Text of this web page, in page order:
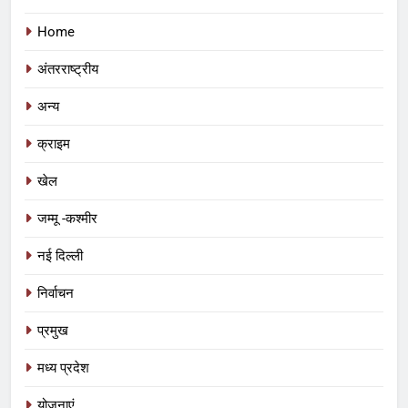
Home
अंतरराष्ट्रीय
अन्य
क्राइम
खेल
जम्मू -कश्मीर
नई दिल्ली
निर्वाचन
प्रमुख
मध्य प्रदेश